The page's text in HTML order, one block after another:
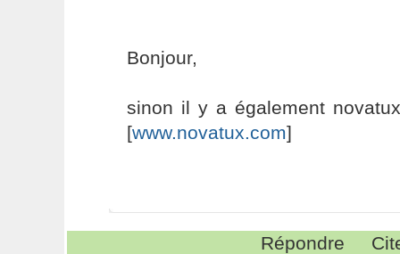
Bonjour,
sinon il y a également
[www.novatux.com]
Répondre